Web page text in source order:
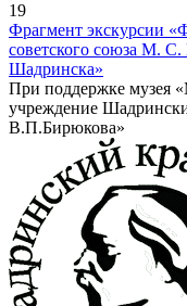
19
Фрагмент экскурсии
советского союза М.
Шадринска»
При поддержке музея
учреждение
В.П.Бирюкова»